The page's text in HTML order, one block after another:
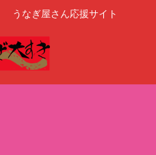
うなぎ屋さん応援サイト